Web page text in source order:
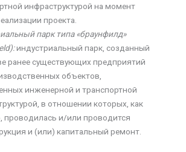
инфраструктурой на момент
проекта.
парк типа «браунфилд»
индустриальный парк, созданный
ранее существующих предприятий
объектов,
инженерной и транспортной
в отношении которых, как
проводилась и/или проводится
и (или) капитальный ремонт.